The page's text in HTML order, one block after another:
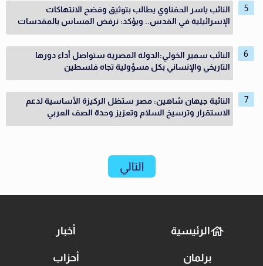
النائب ياسر الحفناوي يطالب بتوثيق وفضح الانتهاكات
الإسرائيلية في القدس.. ويؤكد: نرفض المساس بالمقدسات
النائب سمير الخولي:الدولة المصرية ستواصل أداء دورها
التاريخي والإنساني بكل مسؤولية تجاه فلسطين
النائبة جيهان شاهين: مصر ستظل الركيزة الأساسية لدعم
الاستقرار وترسيخ السلام وتعزيز وحدة الصف العربي
التالي
الرئيسية أخبار
برلمان أحزاب